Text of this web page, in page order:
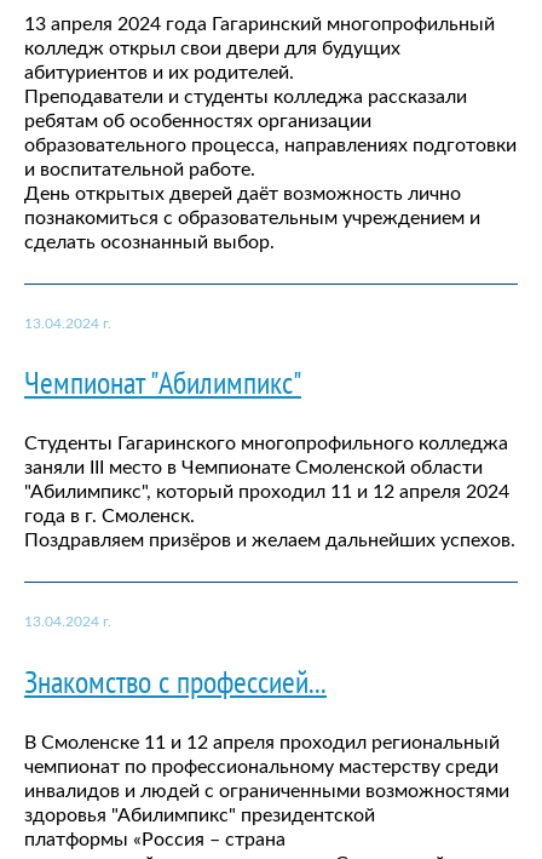
13 апреля 2024 года Гагаринский многопрофильный
колледж открыл свои двери для будущих
абитуриентов и их родителей.
Преподаватели и студенты колледжа рассказали
ребятам об особенностях организации
образовательного процесса, направлениях подготовки
и воспитательной работе.
День открытых дверей даёт возможность лично
познакомиться с образовательным учреждением и
сделать осознанный выбор.
13.04.2024 г.
Чемпионат "Абилимпикс"
Студенты Гагаринского многопрофильного колледжа
заняли III место в Чемпионате Смоленской области
"Абилимпикс", который проходил 11 и 12 апреля 2024
года в г. Смоленск.
Поздравляем призёров и желаем дальнейших успехов.
13.04.2024 г.
Знакомство с профессией...
В Смоленске 11 и 12 апреля проходил региональный
чемпионат по профессиональному мастерству среди
инвалидов и людей с ограниченными возможностями
здоровья "Абилимпикс" президентской
платформы «Россия – страна